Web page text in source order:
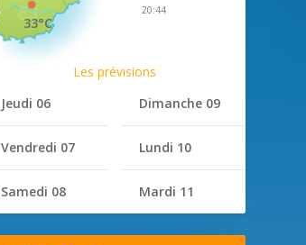
33°C
20:44
Les prévisions
Jeudi 06
Vendredi 07
Samedi 08
Dimanche 09
Lundi 10
Mardi 11